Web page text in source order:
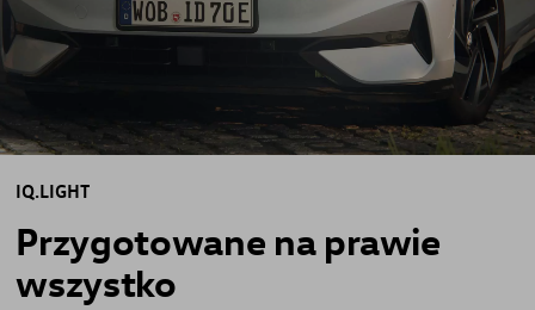
IQ.LIGHT
Przygotowane na prawie
wszystko